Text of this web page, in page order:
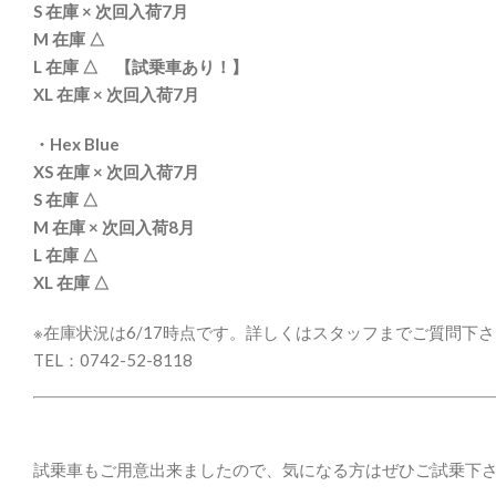
S 在庫 × 次回入荷7月
M 在庫 △
L 在庫 △ 【試乗車あり！】
XL 在庫 × 次回入荷7月
・Hex Blue
XS 在庫 × 次回入荷7月
S 在庫 △
M 在庫 × 次回入荷8月
L 在庫 △
XL 在庫 △
※在庫状況は6/17時点です。詳しくはスタッフまでご質問下さ
TEL：0742-52-8118
試乗車もご用意出来ましたので、気になる方はぜひご試乗下さ